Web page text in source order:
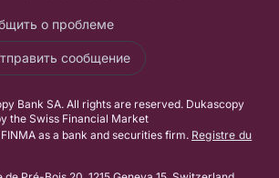
о проблеме
сообщение
Bank SA. All rights are reserved. Dukascopy
the Swiss Financial Market
as a bank and securities firm. Registre du